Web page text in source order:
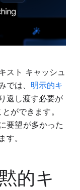
スト キャッシュ
では、 明示的キ
返し渡す必要が
ができます。
要望が多かった
す。
的キ